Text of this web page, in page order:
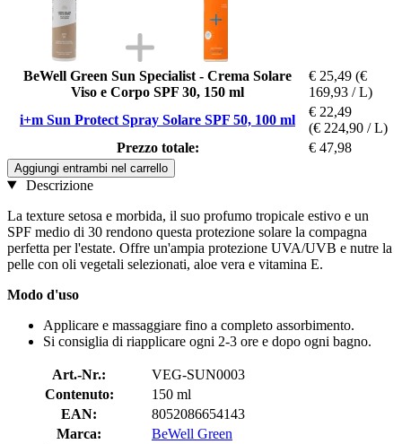
BeWell Green Sun Specialist - Crema Solare
Viso e Corpo SPF 30, 150 ml
€ 25,49 (€
169,93 / L)
i+m Sun Protect Spray Solare SPF 50, 100 ml
€ 22,49
(€ 224,90 / L)
Prezzo totale:
€ 47,98
Aggiungi entrambi nel carrello
Descrizione
La texture setosa e morbida, il suo profumo tropicale estivo e un
SPF medio di 30 rendono questa protezione solare la compagna
perfetta per l'estate. Offre un'ampia protezione UVA/UVB e nutre la
pelle con oli vegetali selezionati, aloe vera e vitamina E.
Modo d'uso
Applicare e massaggiare fino a completo assorbimento.
Si consiglia di riapplicare ogni 2-3 ore e dopo ogni bagno.
Art.-Nr.:
VEG-SUN0003
Contenuto:
150 ml
EAN:
8052086654143
Marca:
BeWell Green